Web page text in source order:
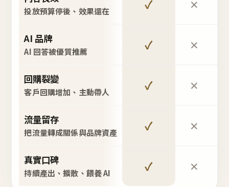
投放預算停後、效果還在 ✓ ✕
AI 品牌
AI 回答被優質推薦 ✓ ✕
回購裂變
客戶回購增加、主動帶人 ✓ ✕
流量留存
把流量轉成關係與品牌資產 ✓ ✕
真實口碑
持續產出、擴散、餵養 AI ✓ ✕